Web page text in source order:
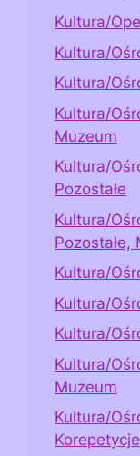
Kultura/
Kultura/
Kultura/
Kultura/
Muzeum
Kultura/
Pozostałe
Kultura/
Pozostałe,
Kultura/
Kultura/
Kultura/
Kultura/
Muzeum
Kultura/
Korepetycje